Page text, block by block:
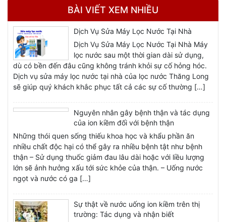
BÀI VIẾT XEM NHIỀU
Dịch Vụ Sửa Máy Lọc Nước Tại Nhà
Dịch Vụ Sửa Máy Lọc Nước Tại Nhà Máy
lọc nước sau một thời gian dài sử dụng,
dù có bền đến đâu cũng không tránh khỏi sự cố hỏng hóc.
Dịch vụ sửa máy lọc nước tại nhà của lọc nước Thăng Long
sẽ giúp quý khách khắc phục tất cả các sự cố thường […]
Nguyên nhân gây bệnh thận và tác dụng
của ion kiềm đối với bệnh thận
Những thói quen sống thiếu khoa học và khẩu phần ăn
nhiều chất độc hại có thể gây ra nhiều bệnh tật như bệnh
thận – Sử dụng thuốc giảm đau lâu dài hoặc với liều lượng
lớn sẽ ảnh hưởng xấu tới sức khỏe của thận. – Uống nước
ngọt và nước có ga […]
Sự thật về nước uống ion kiềm trên thị
trường: Tác dụng và nhận biết